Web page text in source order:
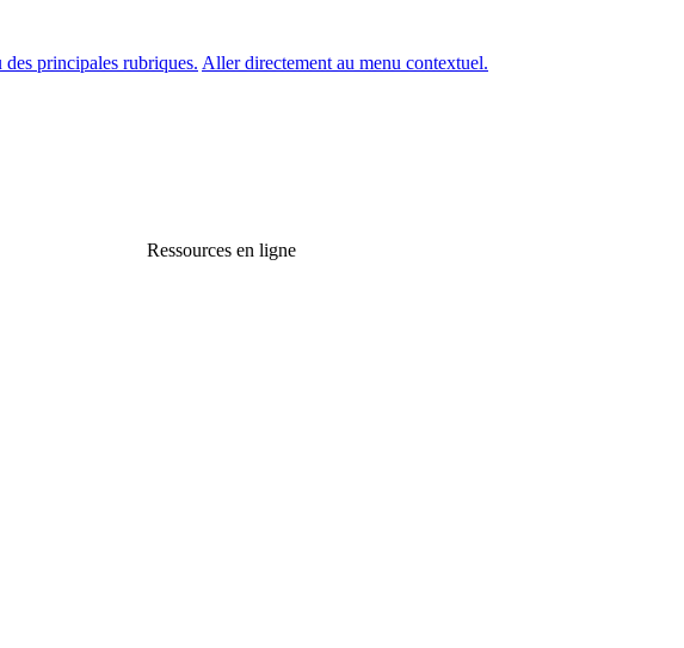
principales rubriques. Aller directement au menu contextuel.
Ressources en ligne